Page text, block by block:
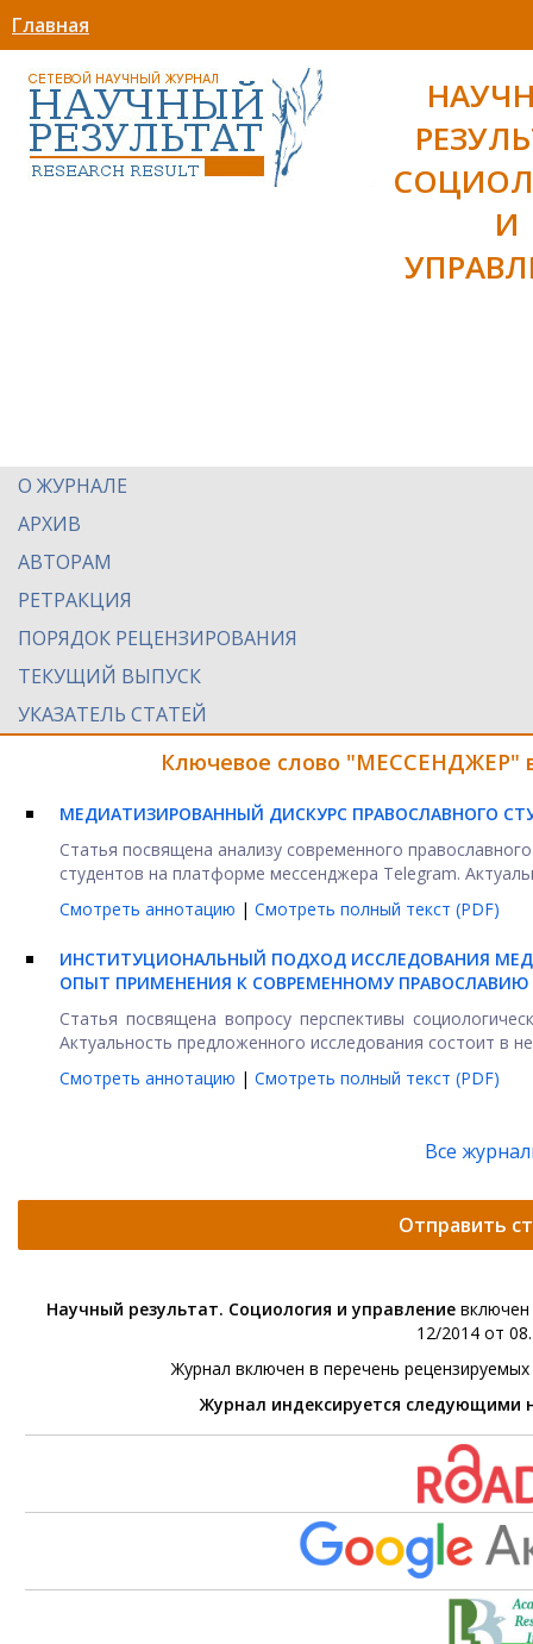
Главная
И
О ЖУРНАЛЕ
АРХИВ
АВТОРАМ
РЕТРАКЦИЯ
ПОРЯДОК РЕЦЕНЗИРОВАНИЯ
ТЕКУЩИЙ ВЫПУСК
УКАЗАТЕЛЬ СТАТЕЙ
Ключевое слово "МЕССЕНДЖЕР"
МЕДИАТИЗИРОВАННЫЙ ДИСКУРС ПРАВОСЛАВНОГО
Статья посвящена анализу современного
студентов на платформе мессенджера Telegram.
Смотреть аннотацию | Смотреть полный текст (PDF)
ИНСТИТУЦИОНАЛЬНЫЙ ПОДХОД ИССЛЕДОВАНИЯ
ОПЫТ ПРИМЕНЕНИЯ К СОВРЕМЕННОМУ ПРАВОСЛАВИЮ
Статья посвящена вопросу перспективы
Актуальность предложенного исследования состоит в
Смотреть аннотацию | Смотреть полный текст (PDF)
Все
Отправить
Научный результат. Социология и управление
12/2014 от
Журнал включен в перечень
Журнал индексируется